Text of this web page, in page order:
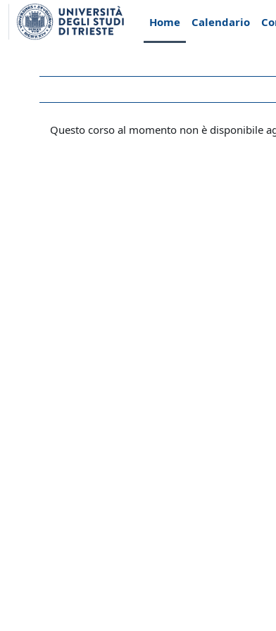
Vai al contenuto principale
Home
Calendario
Questo corso al momento non è disponibile